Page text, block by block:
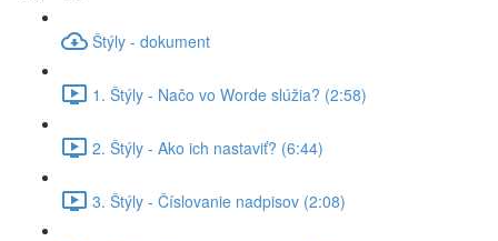
Štýly - dokument
1. Štýly - Načo vo Worde slúžia? (2:58)
2. Štýly - Ako ich nastaviť? (6:44)
3. Štýly - Číslovanie nadpisov (2:08)